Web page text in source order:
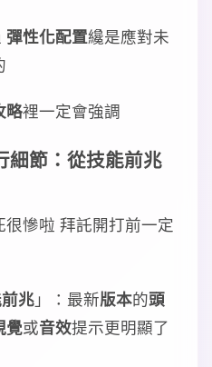
彈性化配置纔是應對未
略裡一定會強調
細節：從技能前兆
很慘啦 拜託開打前一定
兆」：最新版本的頭
覺或音效提示更明顯了